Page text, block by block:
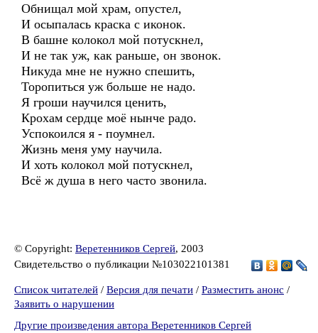
Обнищал мой храм, опустел,
И осыпалась краска с иконок.
В башне колокол мой потускнел,
И не так уж, как раньше, он звонок.
Никуда мне не нужно спешить,
Торопиться уж больше не надо.
Я гроши научился ценить,
Крохам сердце моё нынче радо.
Успокоился я - поумнел.
Жизнь меня уму научила.
И хоть колокол мой потускнел,
Всё ж душа в него часто звонила.
© Copyright: Веретенников Сергей, 2003
Свидетельство о публикации №103022101381
Список читателей / Версия для печати / Разместить анонс /
Заявить о нарушении
Другие произведения автора Веретенников Сергей